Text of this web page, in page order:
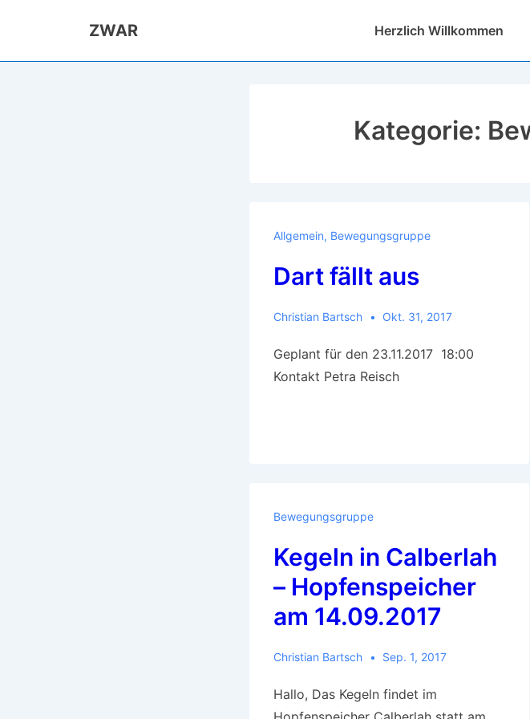
ZWAR Hauptnavigation
Herzlich Willkommen
Kategorie:
Allgemein, Bewegungsgruppe
Dart fällt aus
Christian Bartsch Okt. 31, 2017
Geplant für den 23.11.2017 18:00
Kontakt Petra Reisch
Bewegungsgruppe
Kegeln in Calberlah
– Hopfenspeicher
am 14.09.2017
Christian Bartsch Sep. 1, 2017
Hallo, Das Kegeln findet im